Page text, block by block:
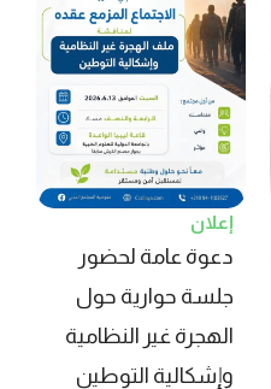
إعلان
دعوة عامة لحضور
جلسة حوارية حول
الهجرة غير النظامية
وإشكالية التوطين